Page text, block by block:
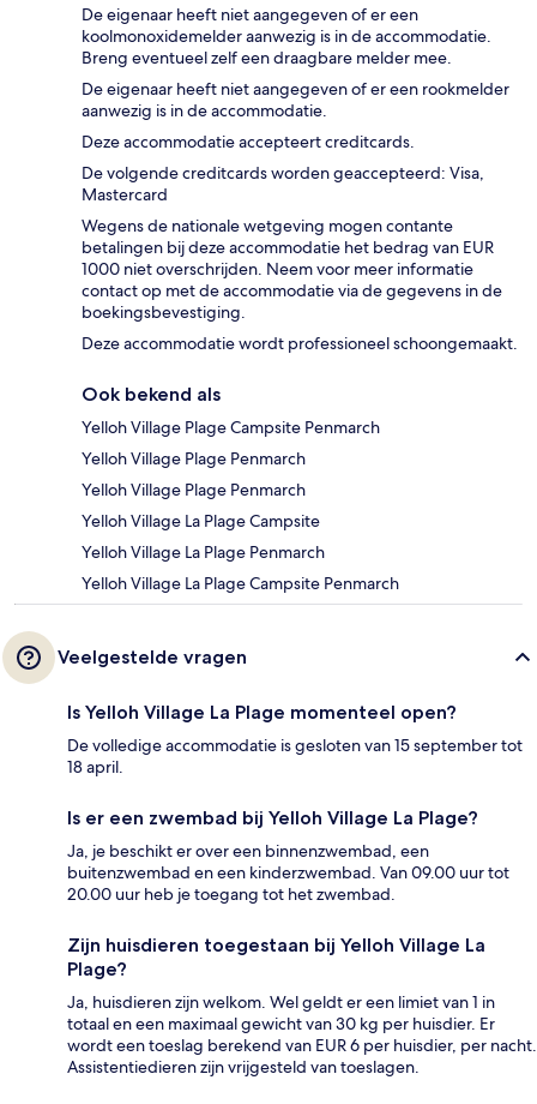
De eigenaar heeft niet aangegeven of er een
koolmonoxidemelder aanwezig is in de accommodatie.
Breng eventueel zelf een draagbare melder mee.
De eigenaar heeft niet aangegeven of er een rookmelder
aanwezig is in de accommodatie.
Deze accommodatie accepteert creditcards.
De volgende creditcards worden geaccepteerd: Visa,
Mastercard
Wegens de nationale wetgeving mogen contante
betalingen bij deze accommodatie het bedrag van EUR
1000 niet overschrijden. Neem voor meer informatie
contact op met de accommodatie via de gegevens in de
boekingsbevestiging.
Deze accommodatie wordt professioneel schoongemaakt.
Ook bekend als
Yelloh Village Plage Campsite Penmarch
Yelloh Village Plage Penmarch
Yelloh Village Plage Penmarch
Yelloh Village La Plage Campsite
Yelloh Village La Plage Penmarch
Yelloh Village La Plage Campsite Penmarch
Veelgestelde vragen
Is Yelloh Village La Plage momenteel open?
De volledige accommodatie is gesloten van 15 september tot
18 april.
Is er een zwembad bij Yelloh Village La Plage?
Ja, je beschikt er over een binnenzwembad, een
buitenzwembad en een kinderzwembad. Van 09.00 uur tot
20.00 uur heb je toegang tot het zwembad.
Zijn huisdieren toegestaan bij Yelloh Village La
Plage?
Ja, huisdieren zijn welkom. Wel geldt er een limiet van 1 in
totaal en een maximaal gewicht van 30 kg per huisdier. Er
wordt een toeslag berekend van EUR 6 per huisdier, per nacht.
Assistentiedieren zijn vrijgesteld van toeslagen.